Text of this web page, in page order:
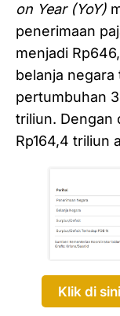
on Year (YoY)
penerimaan
menjadi
belanja
pertumbuhan
triliun. Dengan
Rp164,4 triliun
Klik di